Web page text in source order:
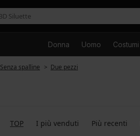
Donna Uomo Costumi
Senza spalline Due pezzi
TOP I più venduti Più recenti